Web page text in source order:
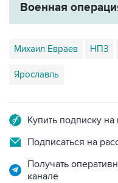
Военная
Михаил Евраев НПЗ
Ярославль
Купить подписку
Подписаться на
Получать
канале